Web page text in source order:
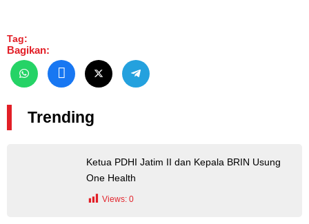
Tag:
Bagikan:
Trending
Ketua PDHI Jatim II dan Kepala BRIN Usung
One Health
Views: 0